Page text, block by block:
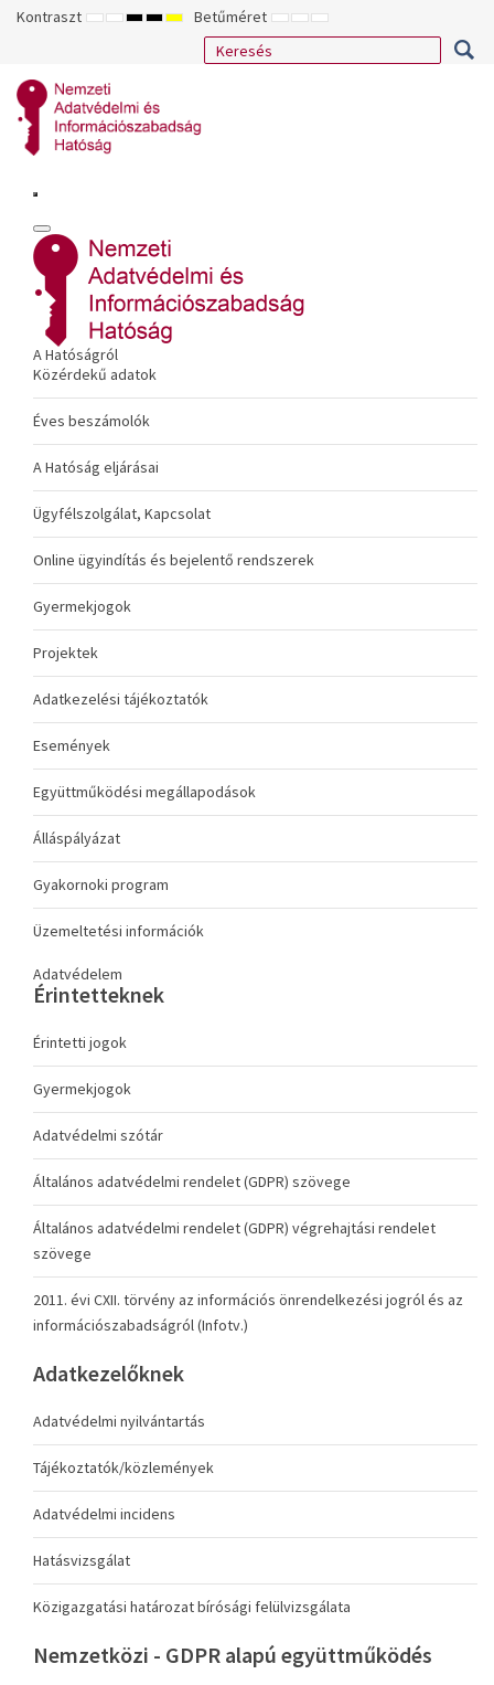
Kontraszt ALAPÉRTELMEZETT
ÉJSZAKAI
NAGY
KONTRASZTÚ
NAGY
KONTRASZTÚ
NAGY
KONTRASZTÚ
SÁRGA
FEKETE
Betűméret KISEBB
BETŰTÍPUS
ALAPÉRTELMEZETT
BETŰMÉRET
NAGYOBB
BETŰMÉRET
A Hatóságról
Közérdekű adatok
Éves beszámolók
A Hatóság eljárásai
Ügyfélszolgálat, Kapcsolat
Online ügyindítás és bejelentő rendszerek
Gyermekjogok
Projektek
Adatkezelési tájékoztatók
Események
Együttműködési megállapodások
Álláspályázat
Gyakornoki program
Üzemeltetési információk
Adatvédelem
Érintetteknek
Érintetti jogok
Gyermekjogok
Adatvédelmi szótár
Általános adatvédelmi rendelet (GDPR) szövege
Általános adatvédelmi rendelet (GDPR) végrehajtási rendelet
szövege
2011. évi CXII. törvény az információs önrendelkezési jogról és az
információszabadságról (Infotv.)
Adatkezelőknek
Adatvédelmi nyilvántartás
Tájékoztatók/közlemények
Adatvédelmi incidens
Hatásvizsgálat
Közigazgatási határozat bírósági felülvizsgálata
Nemzetközi - GDPR alapú együttműködés